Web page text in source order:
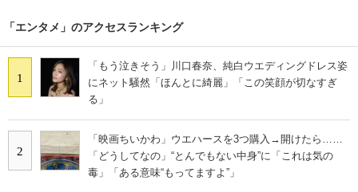
「エンタメ」のアクセスランキング
1
「もう泣きそう」川口春奈、純白ウエディングドレス姿
にネット騒然「ほんとに綺麗」「この笑顔が切なすぎ
る」
2
「映画ちいかわ」ウエハースを3つ購入→開けたら……
「どうしてなの」“とんでもない中身”に「これは気の
毒」「ある意味“もってますよ”」